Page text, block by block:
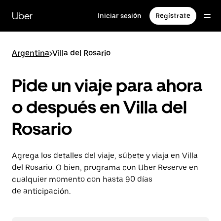
contenido
principal
Uber Iniciar sesión Regístrate
Argentina>Villa del Rosario
Pide un viaje para ahora
o después en Villa del
Rosario
Agrega los detalles del viaje, súbete y viaja en Villa
del Rosario. O bien, programa con Uber Reserve en
cualquier momento con hasta 90 días
de anticipación.